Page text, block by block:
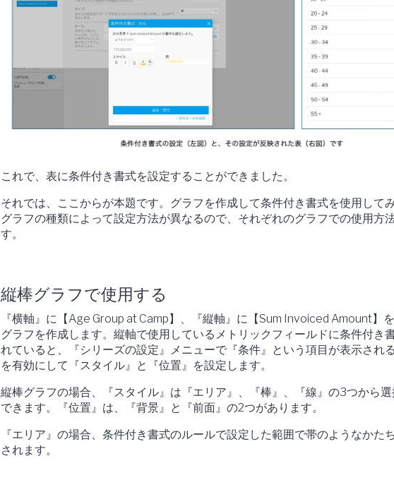
これで、表に条件付き書式を設定することができました。
それでは、ここからが本題です。グラフを作成して条件付き書式を使用してみ
グラフの種類によって設定方法が異なるので、それぞれのグラフでの使用方
す。
縦棒グラフで使用する
『横軸』に【Age Group at Camp】、『縦軸』に【Sum Invoiced Amount】
グラフを作成します。縦軸で使用しているメトリックフィールドに条件付き
れていると、『シリーズの設定』メニューで『条件』という項目が表示され
を有効にして『スタイル』と『位置』を設定します。
縦棒グラフの場合、『スタイル』は『エリア』、『棒』、『線』の3つから
できます。『位置』は、『背景』と『前面』の2つがあります。
『エリア』の場合、条件付き書式のルールで設定した範囲で帯のようなかた
されます。